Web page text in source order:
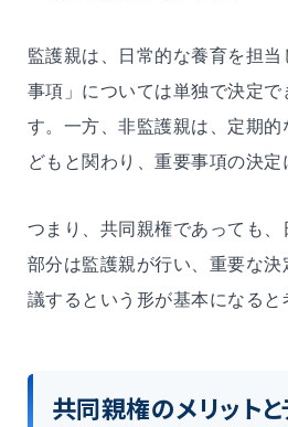
監護親は、日常的な養育を担
事項」については単独で決定で
す。一方、非監護親は、定期
どもと関わり、重要事項の決定
つまり、共同親権であっても
部分は監護親が行い、重要な
議するという形が基本になると
共同親権のメリットと